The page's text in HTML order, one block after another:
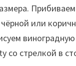
или
со стрелкой в